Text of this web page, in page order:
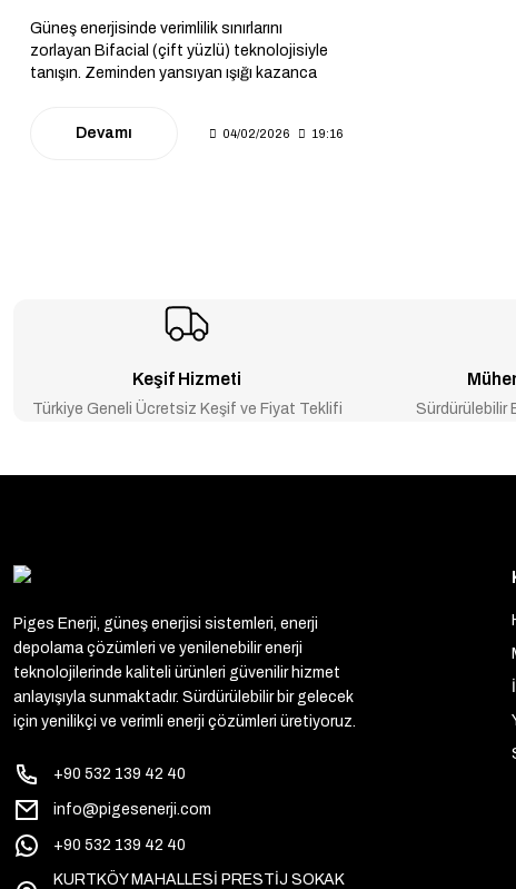
Güneş enerjisinde verimlilik sınırlarını
zorlayan Bifacial (çift yüzlü) teknolojisiyle
tanışın. Zeminden yansıyan ışığı kazanca
teknik avantajlar bu rehberde.
Devamı 04/02/2026 19:16
Keşif Hizmeti
Türkiye Geneli Ücretsiz Keşif ve Fiyat Teklifi Sürdürülebilir
Piges Enerji, güneş enerjisi sistemleri, enerji
depolama çözümleri ve yenilenebilir enerji
teknolojilerinde kaliteli ürünleri güvenilir hizmet
anlayışıyla sunmaktadır. Sürdürülebilir bir gelecek
için yenilikçi ve verimli enerji çözümleri üretiyoruz.
+90 532 139 42 40
info@pigesenerji.com
+90 532 139 42 40
KURTKÖY MAHALLESİ PRESTİJ SOKAK